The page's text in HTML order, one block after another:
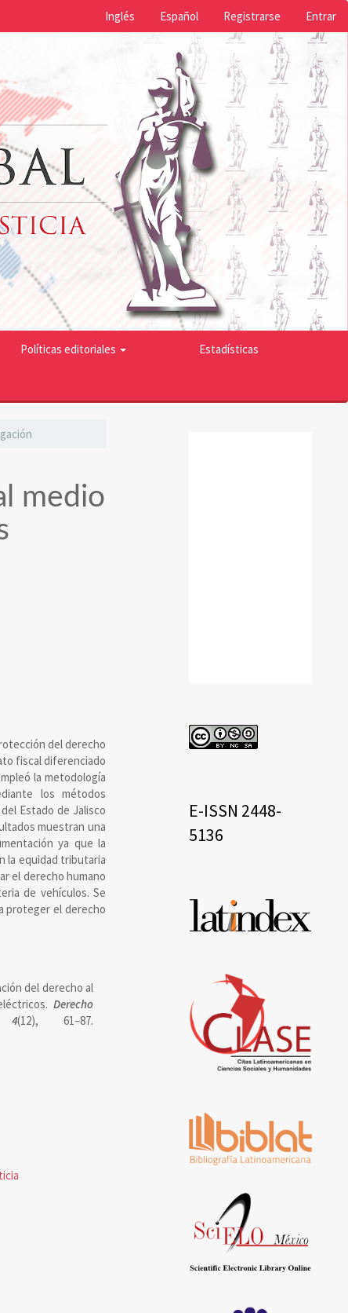
Inglés Español Registrarse Entrar
Políticas editoriales Estadísticas
medio
del derecho
fiscal diferenciado
la metodología
los métodos
Estado de Jalisco
muestran una
ya que la
la equidad tributaria
el derecho humano
de vehículos. Se
proteger el derecho
del derecho al
Derecho
4(12), 61–87.
cc
eissn
E-ISSN 2448-
5136
Base
de